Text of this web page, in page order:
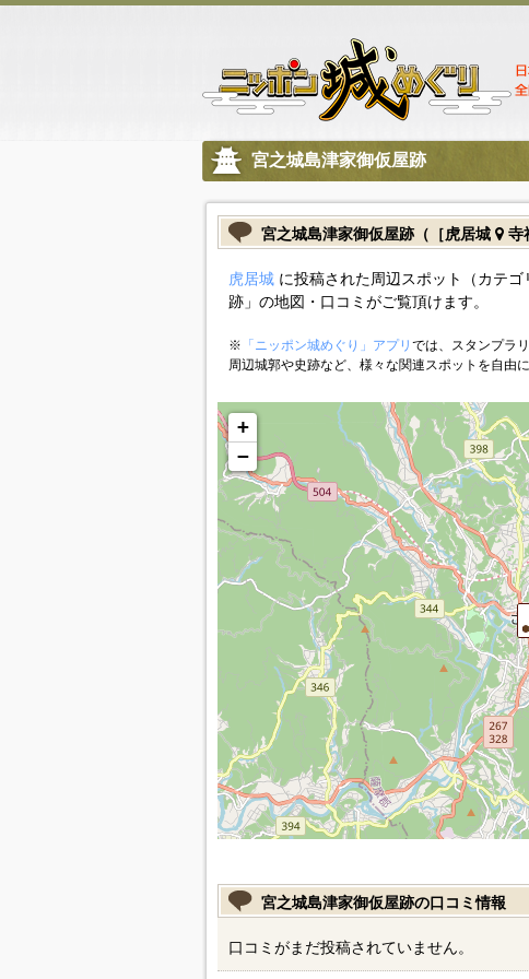
宮之城島津家御仮屋跡
宮之城島津家御仮屋跡（［虎居城 寺
虎居城に投稿された周辺スポット（カテゴ
跡」の地図・口コミがご覧頂けます。
※ 「ニッポン城めぐり」アプリ では、スタンプラ
周辺城郭や史跡など、様々な関連スポットを自由に
+
−
宮之城島津家御仮屋跡の口コミ情報
口コミがまだ投稿されていません。